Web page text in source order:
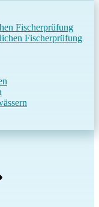
Fischerprüfung
Fischerprüfung